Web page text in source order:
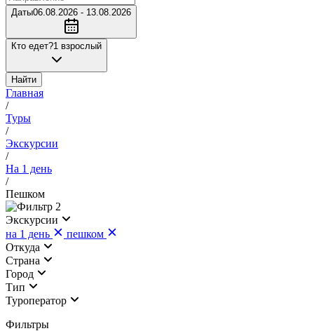
Даты06.08.2026 - 13.08.2026
Кто едет?1 взрослый
Найти
Главная
/
Туры
/
Экскурсии
/
На 1 день
/
Пешком
2
Экскурсии
на 1 день
пешком
Откуда
Страна
Город
Тип
Туроператор
Фильтры